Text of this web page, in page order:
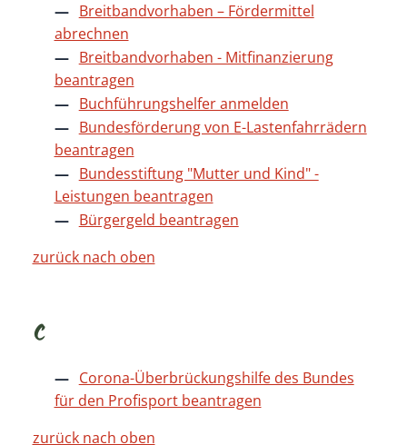
Breitbandvorhaben – Fördermittel
abrechnen
Breitbandvorhaben - Mitfinanzierung
beantragen
Buchführungshelfer anmelden
Bundesförderung von E-Lastenfahrrädern
beantragen
Bundesstiftung "Mutter und Kind" -
Leistungen beantragen
Bürgergeld beantragen
zurück nach oben
C
Corona-Überbrückungshilfe des Bundes
für den Profisport beantragen
zurück nach oben